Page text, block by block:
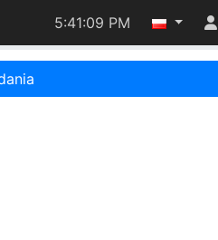
5:41:09 PM